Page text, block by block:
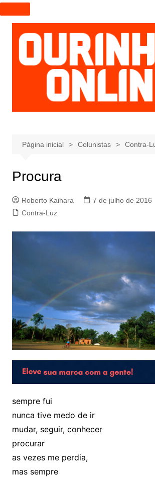
I
r
p
a
r
a
e
o
Página inicial Colunistas Contra-
Procura
Roberto Kaihara
7 de julho de 2016
Contra-Luz
sempre fui
nunca tive medo de ir
mudar, seguir, conhecer
procurar
as vezes me perdia,
mas sempre